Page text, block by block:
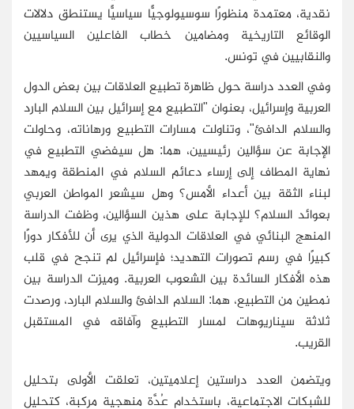
نقدية، معتمدة منظورًا سوسيولوجيًّا سياسيًّا يستنطق دلالات
الوقائع التاريخية ومضامين خطاب الفاعلين السياسيين
والنقابيين في تونس.
وفي العدد دراسة حول ظاهرة تطبيع العلاقات بين بعض الدول
العربية وإسرائيل، بعنوان "التطبيع مع إسرائيل بين السلام البارد
والسلام الدافئ"، وتناولت مسارات التطبيع ورهاناته، وحاولت
الإجابة عن سؤالين رئيسيين، هما: هل سيفضي التطبيع في
نهاية المطاف إلى إرساء دعائم السلام في المنطقة ويمهد
لبناء الثقة بين أعداء الأمس؟ وهل سيشعر المواطن العربي
بعوائد السلام؟ للإجابة على هذين السؤالين، وظفت الدراسة
المنهج البنائي في العلاقات الدولية الذي يرى أن للأفكار دورًا
كبيرًا في رسم تصورات التهديد؛ فإسرائيل لم تنجح في قلب
هذه الأفكار السائدة بين الشعوب العربية. وميزت الدراسة بين
نمطين من التطبيع، هما: السلام الدافئ والسلام البارد، ورصدت
ثلاثة سيناريوهات لمسار التطبيع وآفاقه في المستقبل
القريب.
ويتضمن العدد دراستين إعلاميتين، تعلقت الأولى بتحليل
للشبكات الاجتماعية، باستخدام عُدَّة منهجية مركبة، كتحليل